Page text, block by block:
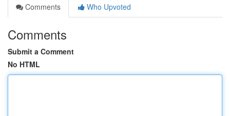
Comments
Who Upvoted
Comments
Submit a Comment
No HTML